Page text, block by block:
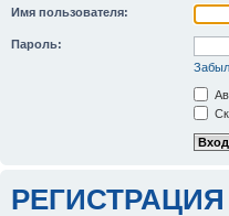
Имя пользователя:
Пароль:
РЕГИСТРАЦИЯ